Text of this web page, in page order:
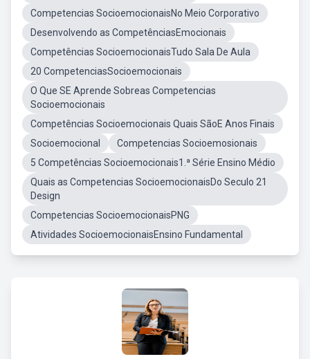
Competencias SocioemocionaisNo Meio Corporativo
Desenvolvendo as CompetênciasEmocionais
Competências SocioemocionaisTudo Sala De Aula
20 CompetenciasSocioemocionais
O Que SE Aprende Sobreas Competencias
Socioemocionais
Competências Socioemocionais Quais SãoE Anos Finais
Socioemocional
Competencias Socioemosionais
5 Competências Socioemocionais1.ª Série Ensino Médio
Quais as Competencias SocioemocionaisDo Seculo 21
Design
Competencias SocioemocionaisPNG
Atividades SocioemocionaisEnsino Fundamental